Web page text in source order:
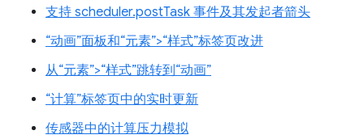
支持 scheduler.postTask 事件及其发起者箭头
“动画”面板和“元素”>“样式”标签页改进
从“元素”>“样式”跳转到“动画”
“计算”标签页中的实时更新
传感器中的计算压力模拟